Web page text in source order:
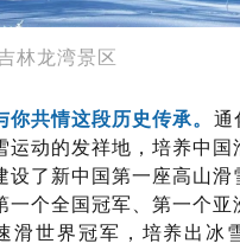
林龙湾景区
你共情这段历史传承。 通
运动的发祥地，培养中
设了新中国第一座高山滑
一个全国冠军、第一个亚
滑世界冠军，培养出冰